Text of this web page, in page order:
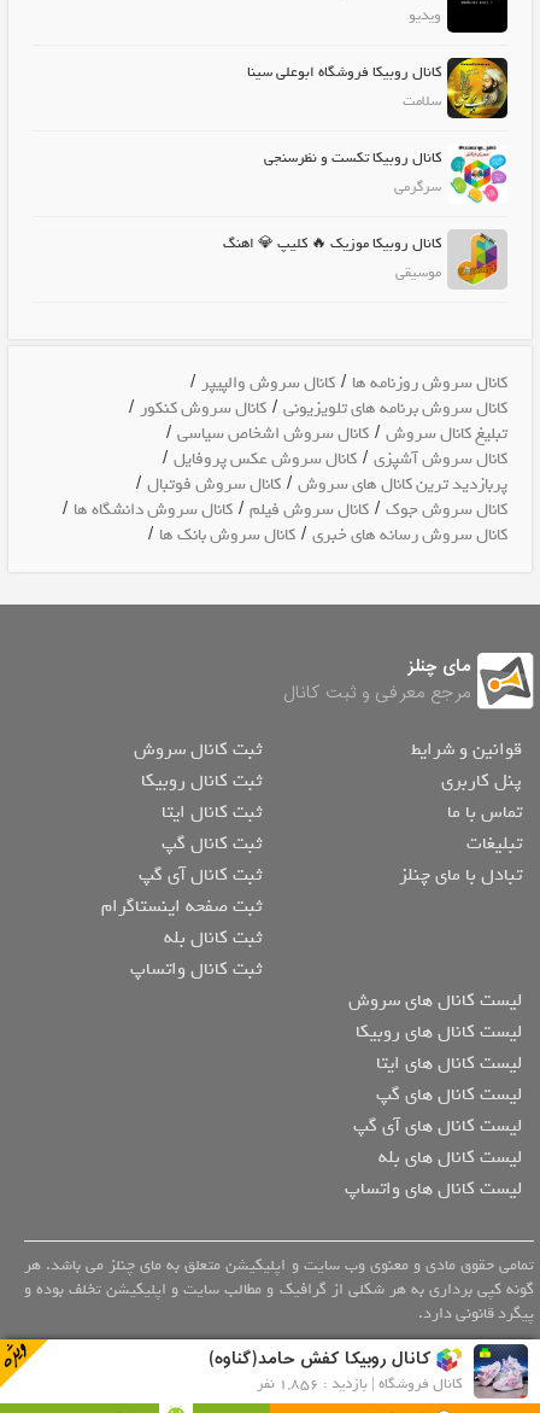
ویدیو
کانال روبیکا فروشگاه ابوعلی سینا
سلامت
کانال روبیکا تکست و نظرسنجی
سرگرمی
کانال روبیکا موزیک 🔥 کلیپ 💎 اهنگ
موسیقی
کانال سروش روزنامه ها /کانال سروش والپیپر /
کانال سروش برنامه های تلویزیونی /کانال سروش کنکور /
تبلیغ کانال سروش /کانال سروش اشخاص سیاسی /
کانال سروش آشپزی /کانال سروش عکس پروفایل /
پربازدید ترین کانال های سروش /کانال سروش فوتبال /
کانال سروش جوک /کانال سروش فیلم /کانال سروش دانشگاه ها /
کانال سروش رسانه های خبری /کانال سروش بانک ها /
مای چنلز
مرجع معرفی و ثبت کانال
قوانین و شرایط
پنل کاربری
تماس با ما
تبلیغات
تبادل با مای چنلز
ثبت کانال سروش
ثبت کانال روبیکا
ثبت کانال ایتا
ثبت کانال گپ
ثبت کانال آی گپ
ثبت صفحه اینستاگرام
ثبت کانال بله
ثبت کانال واتساپ
لیست کانال های سروش
لیست کانال های روبیکا
لیست کانال های ایتا
لیست کانال های گپ
لیست کانال های آی گپ
لیست کانال های بله
لیست کانال های واتساپ
تمامی حقوق مادی و معنوی وب سایت و اپلیکیشن متعلق به مای چنلز می باشد. هر
گونه کپی برداری به هر شکلی از گرافیک و مطالب سایت و اپلیکیشن تخلف بوده و
پیگرد قانونی دارد.
کانال روبیکا کفش حامد(گناوه)
کانال فروشگاه | بازدید : 1,856 نفر